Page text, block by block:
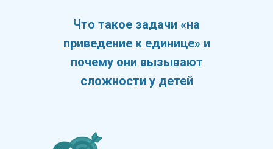
Что такое задачи «на
приведение к единице» и
почему они вызывают
сложности у детей